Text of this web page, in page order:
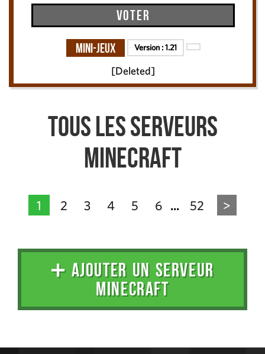
Voter
Mini-Jeux Version :1.21
[Deleted]
Tous les serveurs
Minecraft
1 2 3 4 5 6 ... 52 >
➕ AJOUTER UN SERVEUR
MINECRAFT